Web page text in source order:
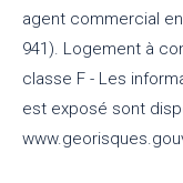
agent commercial
941). Logement à
classe F - Les
est exposé sont